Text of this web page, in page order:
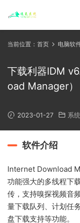
当前位置： 首页 电脑软
下载利器IDM
oad Manager）
2023-01-27 系
软件介绍
Internet Download
功能强大的多线程下
传，支持嗅探视频音
量下载队列、计划任
盘下载支持等功能。